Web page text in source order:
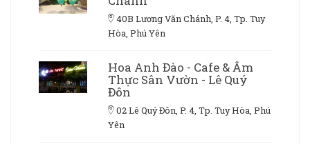
40B Lương Văn Chánh, P. 4, Tp. Tuy
Hòa, Phú Yên
Hoa Anh Đào - Cafe & Ẩm
Thực Sân Vườn - Lê Quý
Đôn
02 Lê Quý Đôn, P. 4, Tp. Tuy Hòa, Phú
Yên